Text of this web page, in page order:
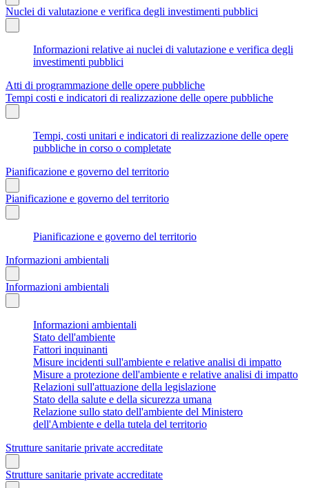
Nuclei di valutazione e verifica degli investimenti pubblici
Informazioni relative ai nuclei di valutazione e verifica degli
investimenti pubblici
Atti di programmazione delle opere pubbliche
Tempi costi e indicatori di realizzazione delle opere pubbliche
Tempi, costi unitari e indicatori di realizzazione delle opere
pubbliche in corso o completate
Pianificazione e governo del territorio
Pianificazione e governo del territorio
Pianificazione e governo del territorio
Informazioni ambientali
Informazioni ambientali
Informazioni ambientali
Stato dell'ambiente
Fattori inquinanti
Misure incidenti sull'ambiente e relative analisi di impatto
Misure a protezione dell'ambiente e relative analisi di impatto
Relazioni sull'attuazione della legislazione
Stato della salute e della sicurezza umana
Relazione sullo stato dell'ambiente del Ministero
dell'Ambiente e della tutela del territorio
Strutture sanitarie private accreditate
Strutture sanitarie private accreditate